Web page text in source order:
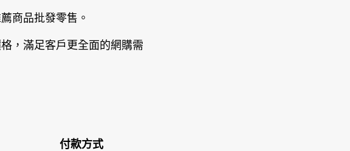
商品批發零售。
，滿足客戶更全面的網購需
付款方式